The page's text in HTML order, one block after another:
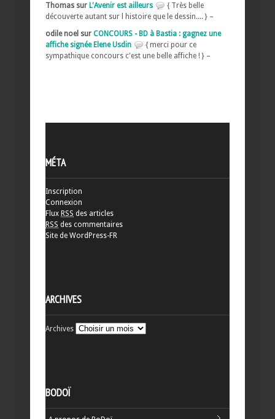
Thomas sur L'Avenir est ailleurs
{ Très belle
découverte autant sur l histoire que le dessin.... } –
odile noel sur CONCOURS - BD à Bastia : gagnez une
affiche signée Elene Usdin
{ merci pour ce
sympathique concours c'est une belle affiche ! } –
MÉTA
Inscription
Connexion
Flux RSS des articles
RSS des commentaires
Site de WordPress-FR
ARCHIVES
Archives
BODOÏ